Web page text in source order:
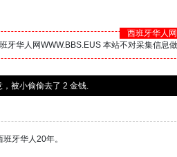
西班牙华人
牙华人网WWW.BBS.EUS 本站不对采集信息
被小偷偷去了 2 金钱.
牙华人20年。